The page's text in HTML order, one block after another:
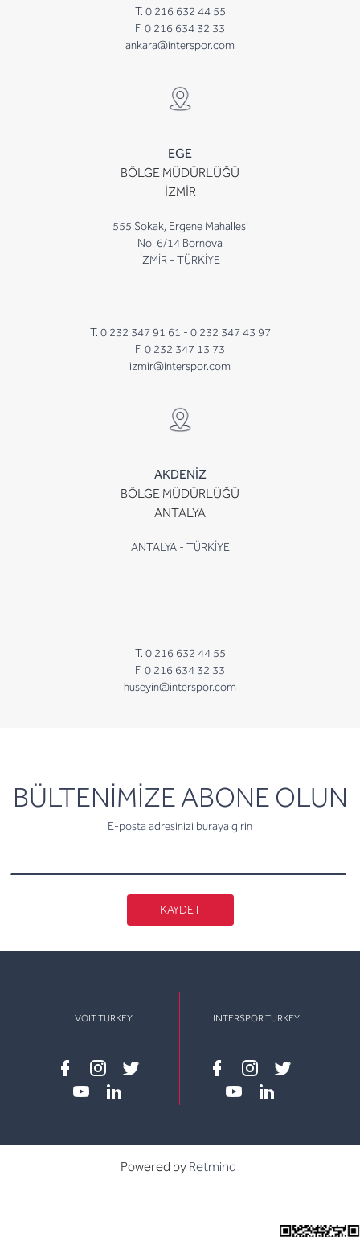
T. 0 216 632 44 55
F. 0 216 634 32 33
ankara@interspor.com
EGE
BÖLGE MÜDÜRLÜĞÜ
İZMİR
555 Sokak, Ergene Mahallesi
No. 6/14 Bornova
İZMİR - TÜRKİYE
T. 0 232 347 91 61 - 0 232 347 43 97
F. 0 232 347 13 73
izmir@interspor.com
AKDENİZ
BÖLGE MÜDÜRLÜĞÜ
ANTALYA
ANTALYA - TÜRKİYE
T. 0 216 632 44 55
F. 0 216 634 32 33
huseyin@interspor.com
BÜLTENİMİZE ABONE OLUN
E-posta adresinizi buraya girin
newsletter
KAYDET
VOIT TURKEY
Facebook
instagram
twitter
INTERSPOR TURKEY
Facebook
instagram
twitter
Powered by Retmind